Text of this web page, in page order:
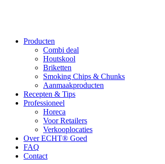
Producten
Combi deal
Houtskool
Briketten
Smoking Chips & Chunks
Aanmaakproducten
Recepten & Tips
Professioneel
Horeca
Voor Retailers
Verkooplocaties
Over ECHT® Goed
FAQ
Contact